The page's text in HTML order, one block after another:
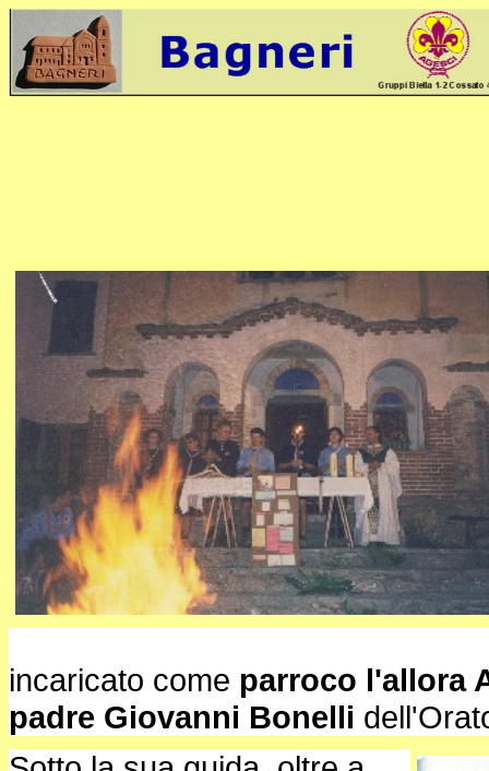
incaricato come parroco l'allora
padre Giovanni Bonelli